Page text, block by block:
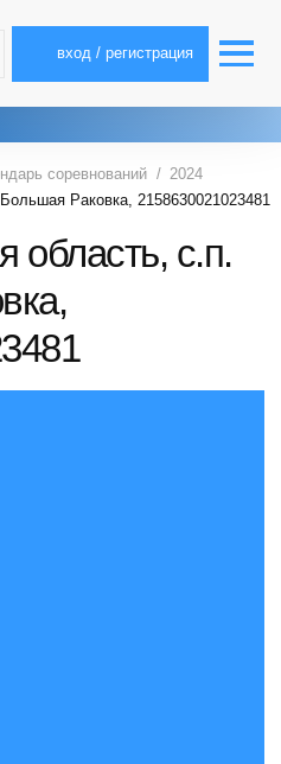
вход / регистрация
соревнований
2024
Раковка, 2158630021023481
область, с.п.